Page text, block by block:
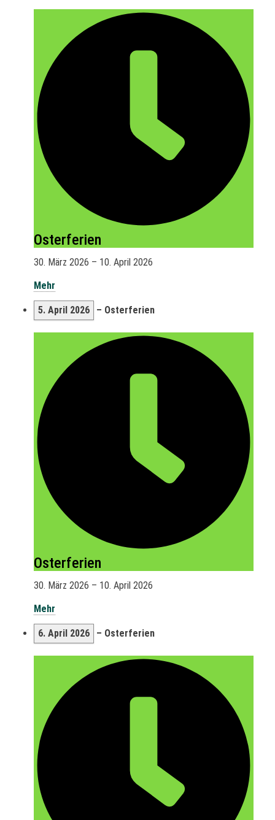
Osterferien
30. März 2026 – 10. April 2026
Mehr
5. April 2026 – Osterferien
Osterferien
30. März 2026 – 10. April 2026
Mehr
6. April 2026 – Osterferien